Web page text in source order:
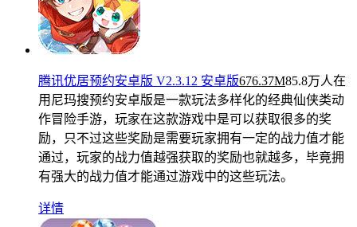
腾讯优居预约安卓版 V2.3.12 安卓版676.37M85.8万人在
用 尼玛搜预约安卓版是一款玩法多样化的经典仙侠类动
作冒险手游，玩家在这款游戏中是可以获取很多的奖
励，只不过这些奖励是需要玩家拥有一定的战力值才能
通过，玩家的战力值越强获取的奖励也就越多，毕竟拥
有强大的战力值才能通过游戏中的这些玩法。
详情